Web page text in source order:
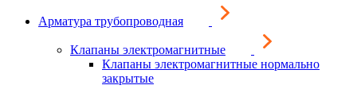
Арматура трубопроводная
Клапаны электромагнитные
Клапаны электромагнитные нормально
закрытые